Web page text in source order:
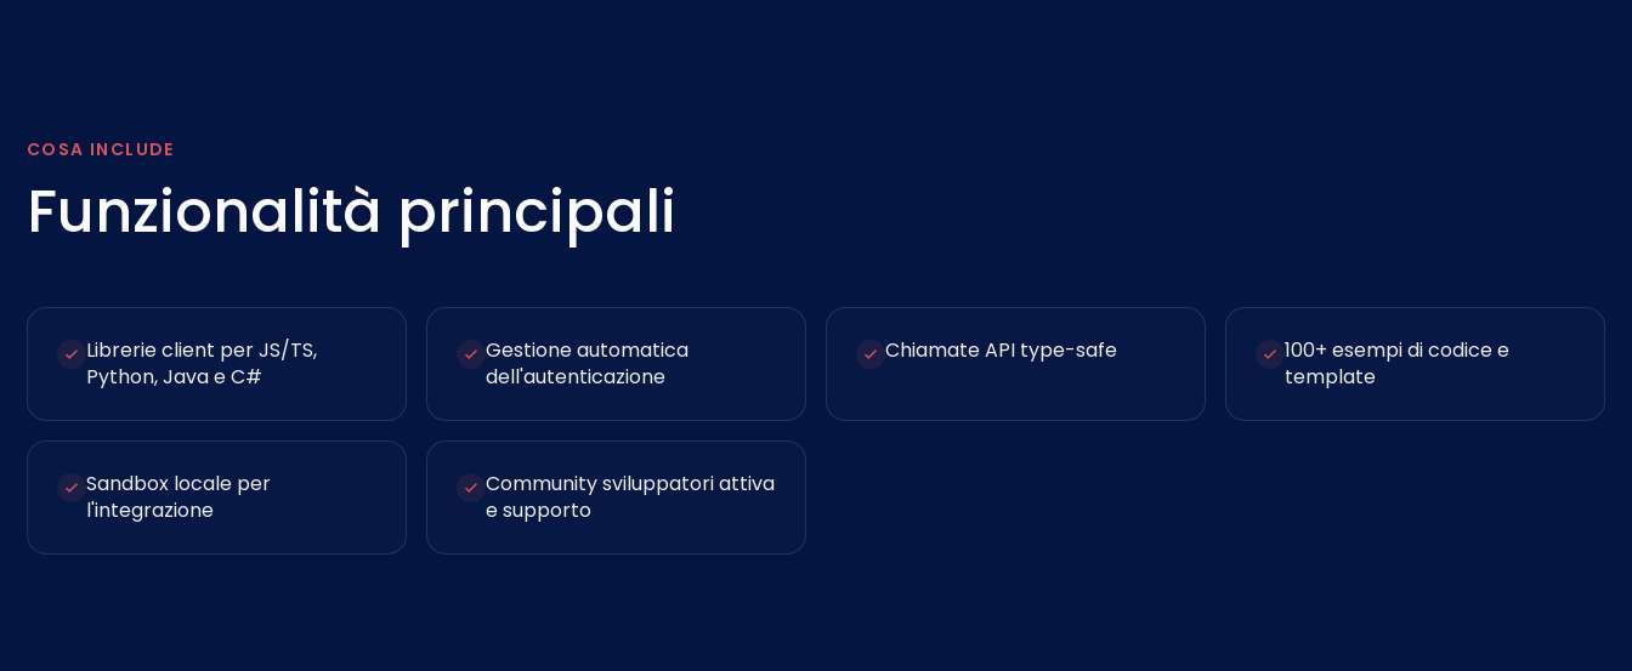
COSA INCLUDE
Funzionalità principali
Librerie client per JS/TS,
Python, Java e C#
Gestione automatica
dell'autenticazione
Chiamate API type-safe
100+ esempi di codice e
template
Sandbox locale per
l'integrazione
Community sviluppatori attiva
e supporto